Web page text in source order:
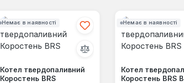
Немає в наявності
Котел твердопаливний
Коростень BRS
Немає в наявності
Котел
Коростень BRS